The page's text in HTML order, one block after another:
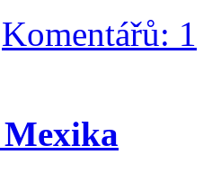
Komentářů: 1
Mexika